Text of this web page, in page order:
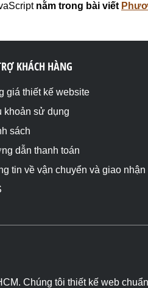
nằm trong bài viết
KHÁCH HÀNG
giá thiết kế website
khoản sử dụng
sách
dẫn thanh toán
tin về vận chuyển và giao nhận
Chúng tôi thiết kế web